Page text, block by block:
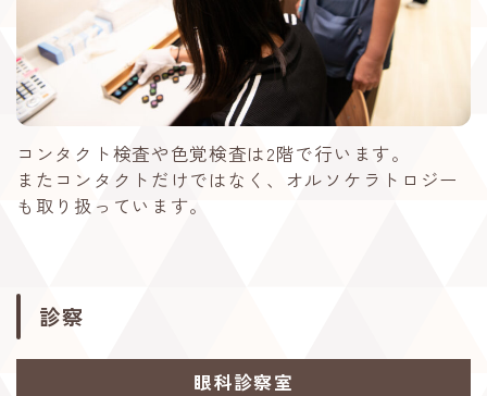
コンタクト検査や色覚検査は2階で行います。
またコンタクトだけではなく、オルソケラトロジー
も取り扱っています。
診察
眼科診察室